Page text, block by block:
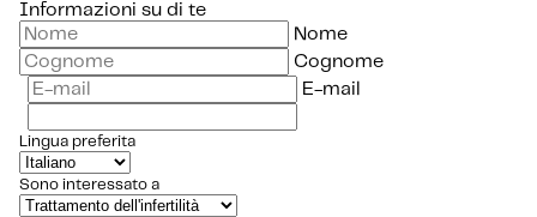
Informazioni su di te
Nome
Cognome
E-mail
Lingua preferita
Sono interessato a